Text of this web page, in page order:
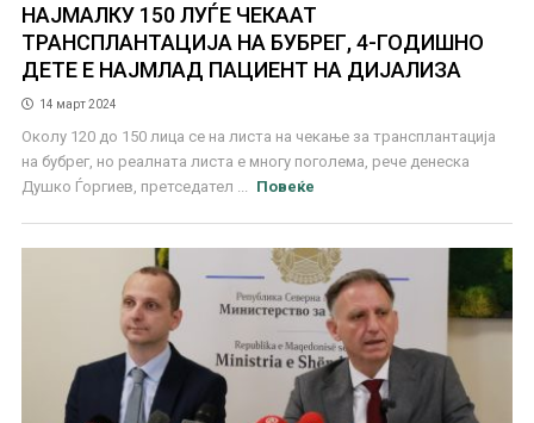
НАЈМАЛКУ 150 ЛУЃЕ ЧЕКААТ
ТРАНСПЛАНТАЦИЈА НА БУБРЕГ, 4-ГОДИШНО
ДЕТЕ Е НАЈМЛАД ПАЦИЕНТ НА ДИЈАЛИЗА
14 март 2024
Околу 120 до 150 лица се на листа на чекање за трансплантација
на бубрег, но реалната листа е многу поголема, рече денеска
Душко Ѓоргиев, претседател ...
Повеќе